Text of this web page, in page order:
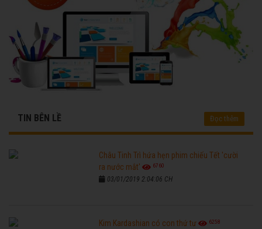
TIN BÊN LỀ Đọc thêm
Châu Tinh Trì hứa hẹn phim chiếu Tết 'cười
ra nước mắt'
6760
03/01/2019 2:04:06 CH
Kim Kardashian có con thứ tư 6258